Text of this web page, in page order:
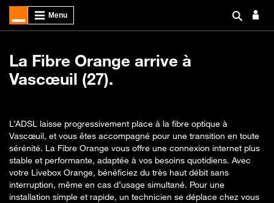
La Fibre Orange arrive à
Vascœuil (27).
L’ADSL laisse progressivement place à la fibre optique à
Vascœuil, et vous êtes accompagné pour une transition en toute
sérénité. La Fibre Orange vous offre une connexion internet plus
stable et performante, adaptée à vos besoins quotidiens. Avec
votre Livebox Orange, bénéficiez du très haut débit sans
interruption, même en cas d’usage simultané. Pour une
installation simple et rapide, un technicien se déplace chez vous